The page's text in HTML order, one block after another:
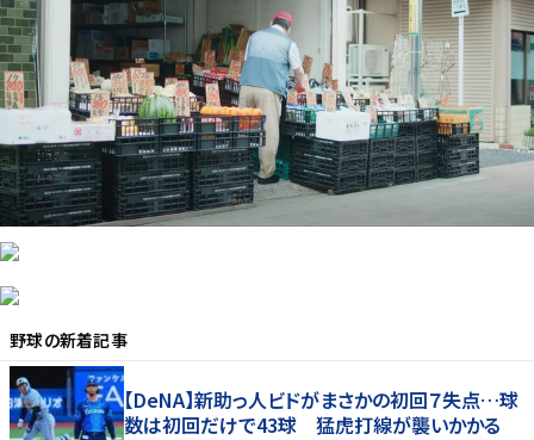
野球の新着記事
【DeNA】新助っ人ビドがまさかの初回７失点…球
数は初回だけで43球 猛虎打線が襲いかかる